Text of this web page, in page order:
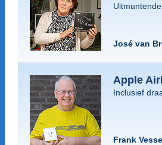
José van
Apple
Inclusief
Frank